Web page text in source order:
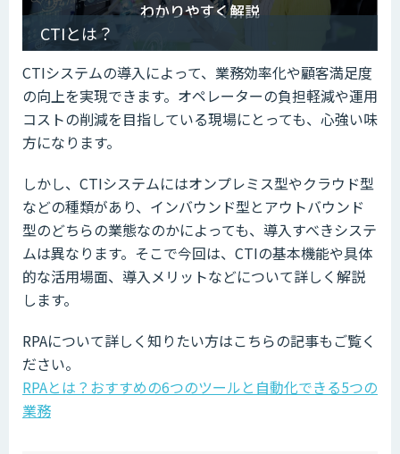
CTIとは？
CTIシステムの導入によって、業務効率化や顧客満足度
の向上を実現できます。オペレーターの負担軽減や運用
コストの削減を目指している現場にとっても、心強い味
方になります。
しかし、CTIシステムにはオンプレミス型やクラウド型
などの種類があり、インバウンド型とアウトバウンド
型のどちらの業態なのかによっても、導入すべきシステ
ムは異なります。そこで今回は、CTIの基本機能や具体
的な活用場面、導入メリットなどについて詳しく解説
します。
RPAについて詳しく知りたい方はこちらの記事もご覧く
ださい。
RPAとは？おすすめの6つのツールと自動化できる5つの
業務